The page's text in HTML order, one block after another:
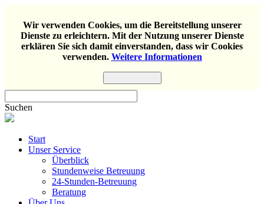
Wir verwenden Cookies, um die Bereitstellung unserer
Dienste zu erleichtern. Mit der Nutzung unserer Dienste
erklären Sie sich damit einverstanden, dass wir Cookies
verwenden. Weitere Informationen
Suchen
Start
Unser Service
Überblick
Stundenweise Betreuung
24-Stunden-Betreuung
Beratung